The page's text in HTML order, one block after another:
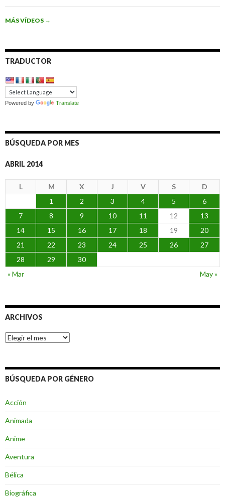
MÁS VÍDEOS →
TRADUCTOR
Powered by Translate
BÚSQUEDA POR MES
ABRIL 2014
L M X J V S
D
1
2 3 4 5
6
7
8 9 10 11 12
13
14
15 16 17 18 19
20
21
22 23 24 25 26
27
28
29
30
« Mar
May »
ARCHIVOS
Archivos
BÚSQUEDA POR GÉNERO
Acción
Animada
Anime
Aventura
Bélica
Biográfica